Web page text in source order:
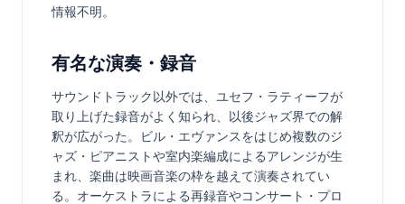
情報不明。
有名な演奏・録音
サウンドトラック以外では、ユセフ・ラティーフが
取り上げた録音がよく知られ、以後ジャズ界での解
釈が広がった。ビル・エヴァンスをはじめ複数のジ
ャズ・ピアニストや室内楽編成によるアレンジが生
まれ、楽曲は映画音楽の枠を越えて演奏されてい
る。オーケストラによる再録音やコンサート・プロ